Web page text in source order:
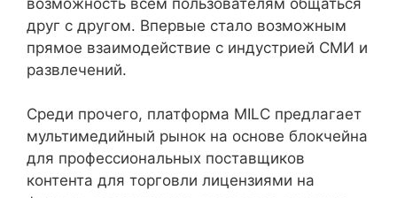
друг с другом. Впервые стало возможным
прямое взаимодействие с индустрией СМИ и
развлечений.
Среди прочего, платформа MILC предлагает
мультимедийный рынок на основе блокчейна
для профессиональных поставщиков
контента для торговли лицензиями на